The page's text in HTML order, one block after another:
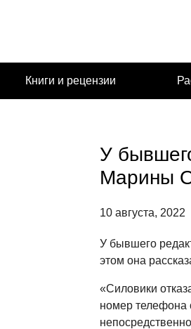
Книги и рецензии
У
Марины
10 августа, 2022
У бывшего
этом она
«Силовики
номер телефона